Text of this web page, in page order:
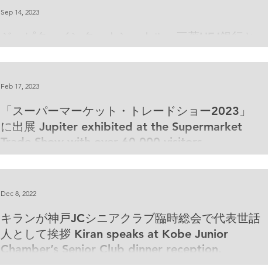
ジュピターインターナショナル、三菱UFJ銀行と
Sep 14, 2023
「スーパーマーケット・トレードショー2023」
に出展 Jupiter exhibited at the Supermarket
Trade Show with over 60,000 visitors
Feb 17, 2023
キランが神戸JCシニアクラブ臨時総会で代表世話
人として挨拶 Kiran speaks at Kobe Junior
Chamber’s Senior Club dinner reception.
Dec 8, 2022